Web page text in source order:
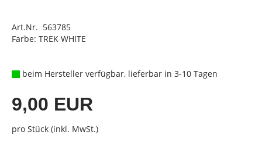
Art.Nr. 563785
Farbe: TREK WHITE
beim Hersteller verfügbar, lieferbar in 3-10 Tagen
9,00 EUR
pro Stück (inkl. MwSt.)